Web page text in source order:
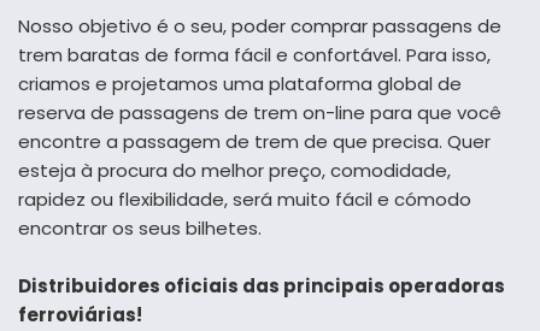
Nosso objetivo é o seu, poder comprar passagens de
trem baratas de forma fácil e confortável. Para isso,
criamos e projetamos uma plataforma global de
reserva de passagens de trem on-line para que você
encontre a passagem de trem de que precisa. Quer
esteja à procura do melhor preço, comodidade,
rapidez ou flexibilidade, será muito fácil e cómodo
encontrar os seus bilhetes.
Distribuidores oficiais das principais operadoras
ferroviárias!